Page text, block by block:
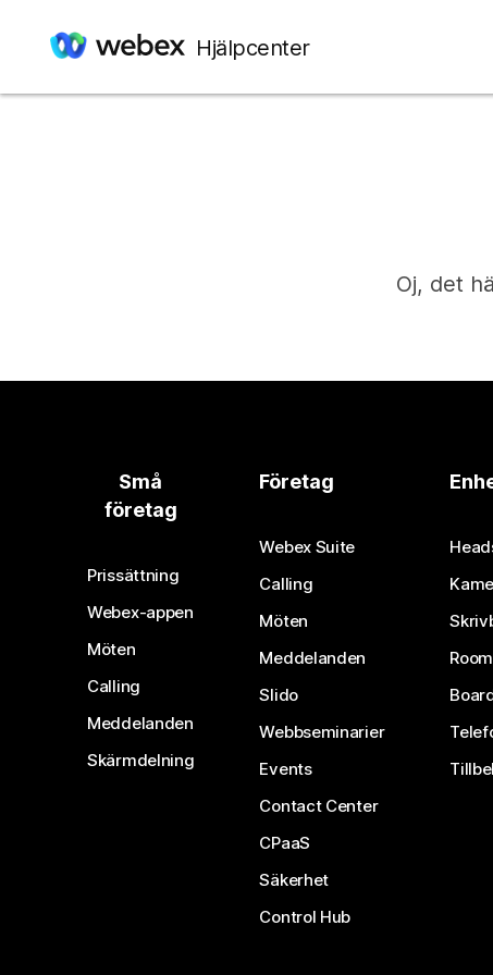
Hjälpcenter
Oj, det
Små
företag
Prissättning
Webex-appen
Möten
Calling
Meddelanden
Skärmdelning
Företag
Webex Suite
Calling
Möten
Meddelanden
Slido
Webbseminarier
Events
Contact Center
CPaaS
Säkerhet
Control Hub